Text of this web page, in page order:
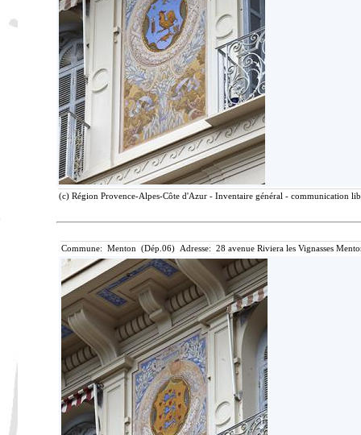
(c) Région Provence-Alpes-Côte d'Azur - Inventaire général - communication
Commune: Menton (Dép.06) Adresse: 28 avenue Riviera les Vignasses